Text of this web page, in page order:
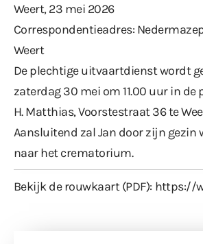
Weert, 23 mei 2026
Correspondentieadres:
Weert
De plechtige uitvaartdienst wordt
zaterdag 30 mei om 11.00 uur in de
H. Matthias, Voorstestraat 36 te
Aansluitend zal Jan door zijn gezin
naar het crematorium.
Bekijk de rouwkaart (PDF): https://